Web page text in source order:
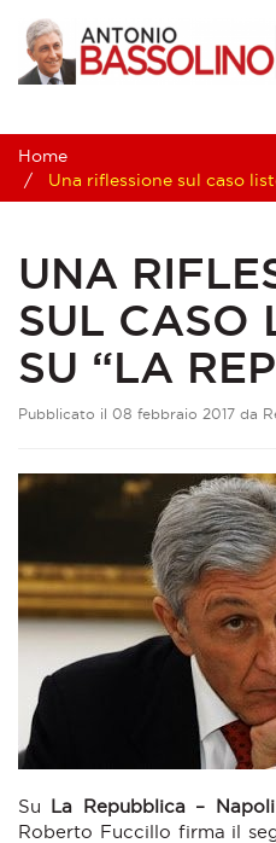
Home
Una riflessione sul caso
UNA
SUL CASO
SU “LA
Pubblicato il 08 febbraio 2017 da
Su La Repubblica – Napoli
Roberto Fuccillo firma il